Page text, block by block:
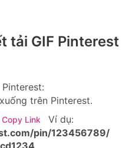
tải GIF Pinterest
trên Pinterest.
Copy Link
Ví dụ:
pin/123456789/